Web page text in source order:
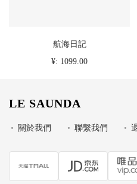
航海日記
¥: 1099.00
LE SAUNDA
• 關於我們 • 聯繫我們 •